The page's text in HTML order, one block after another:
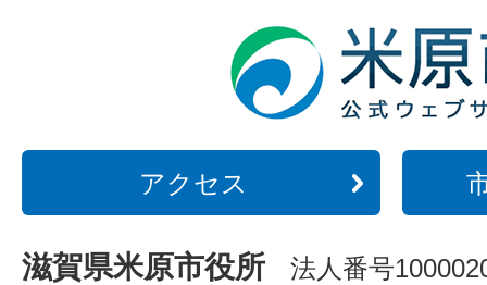
アクセス
滋賀県米原市役所 法人番号